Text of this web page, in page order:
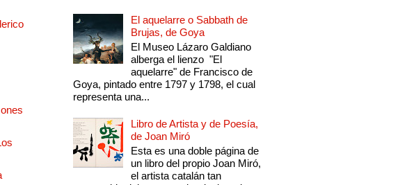
El aquelarre o Sabbath de
Brujas, de Goya
El Museo Lázaro Galdiano
alberga el lienzo "El
aquelarre" de Francisco de
Goya, pintado entre 1797 y 1798, el cual
representa una...
Libro de Artista y de Poesía,
de Joan Miró
Esta es una doble página de
un libro del propio Joan Miró,
el artista catalán tan